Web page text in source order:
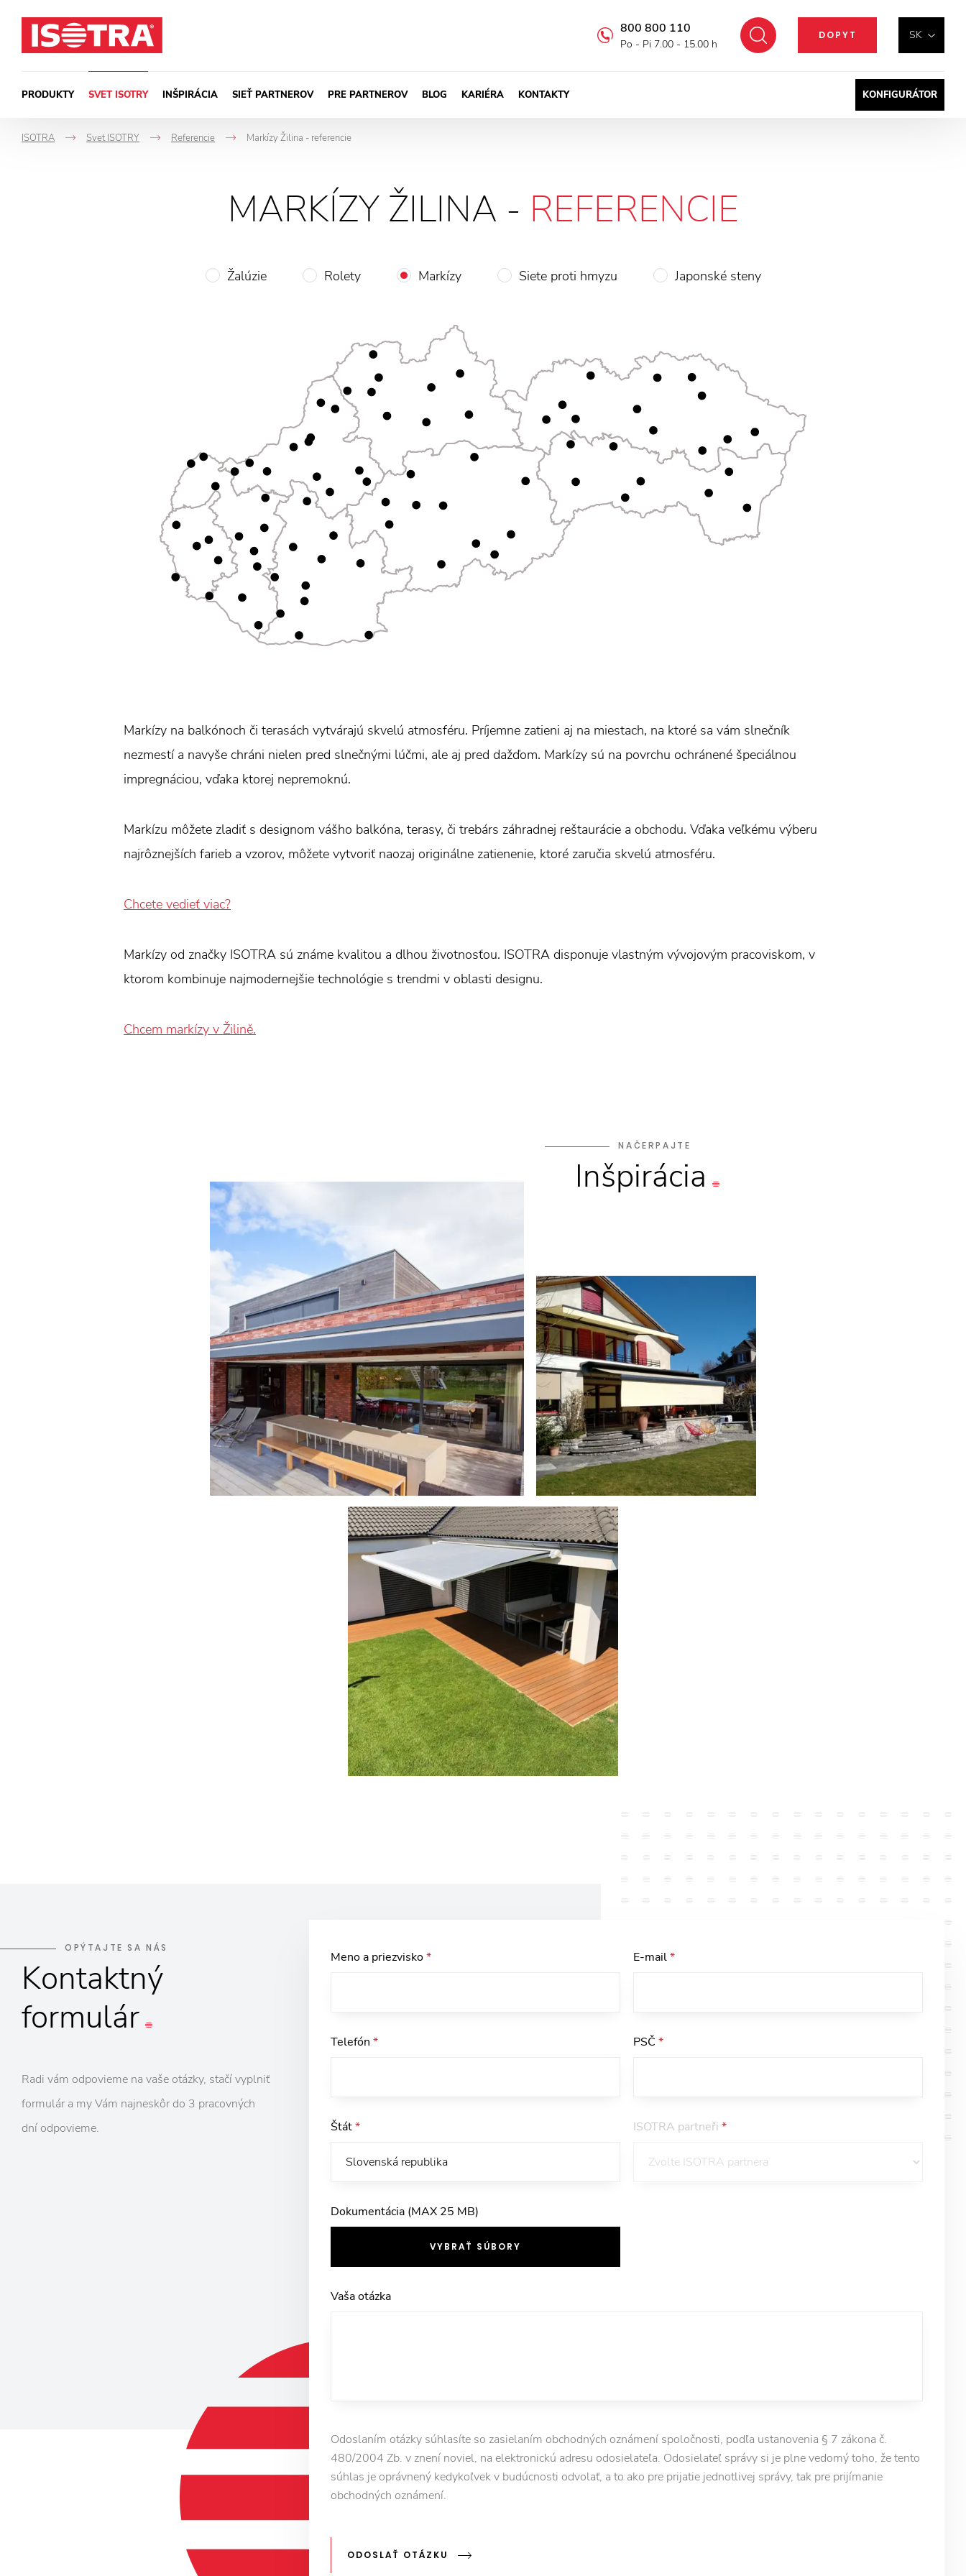
SK
DOPYT
Hľadať
800 800 110
Po - Pi 7.00 - 15.00 h
PRODUKTY SVET ISOTRY INŠPIRÁCIA SIEŤ PARTNEROV PRE PARTNEROV BLOG KARIÉRA KONTAKTY KONFIGURÁTOR
ISOTRA
->
Svet ISOTRY
->
Referencie Markízy Žilina - referencie
MARKÍZY ŽILINA - REFERENCIE
Žalúzie Rolety Markízy Siete proti hmyzu Japonské steny
Markízy na balkónoch či terasách vytvárajú skvelú atmosféru. Príjemne zatieni aj na miestach, na ktoré sa vám slnečník
nezmestí a navyše chráni nielen pred slnečnými lúčmi, ale aj pred dažďom. Markízy sú na povrchu ochránené špeciálnou
impregnáciou, vďaka ktorej nepremoknú.
Markízu môžete zladiť s designom vášho balkóna, terasy, či trebárs záhradnej reštaurácie a obchodu. Vďaka veľkému výberu
najrôznejších farieb a vzorov, môžete vytvoriť naozaj originálne zatienenie, ktoré zaručia skvelú atmosféru.
Chcete vedieť viac?
Markízy od značky ISOTRA sú známe kvalitou a dlhou životnosťou. ISOTRA disponuje vlastným vývojovým pracoviskom, v
ktorom kombinuje najmodernejšie technológie s trendmi v oblasti designu.
Chcem markízy v Žilině.
NAČERPAJTE
Inšpirácia
OPÝTAJTE SA NÁS
Kontaktný
formulár
Radi vám odpovieme na vaše otázky, stačí vyplniť
formulár a my Vám najneskôr do 3 pracovných
dní odpovieme.
Meno a priezvisko* E-mail*
Telefón * PSČ*
Štát* ISOTRA partneři*
Dokumentácia (MAX 25 MB)
VYBRAŤ SÚBORY
Vaša otázka
Odoslaním otázky súhlasíte so zasielaním obchodných oznámení spoločnosti, podľa ustanovenia § 7 zákona č.
480/2004 Zb. v znení noviel, na elektronickú adresu odosielateľa. Odosielateľ správy si je plne vedomý toho, že tento
súhlas je oprávnený kedykoľvek v budúcnosti odvolať, a to ako pre prijatie jednotlivej správy, tak pre prijímanie
obchodných oznámení.
ODOSLAŤ OTÁZKU